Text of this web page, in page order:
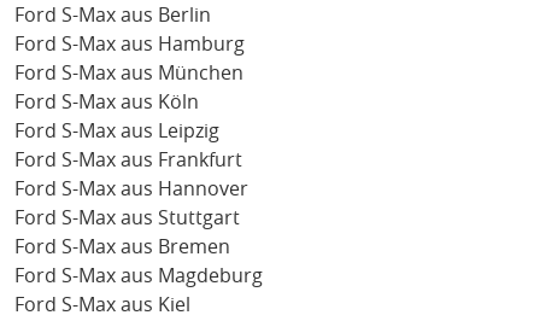
Ford S-Max aus Berlin
Ford S-Max aus Hamburg
Ford S-Max aus München
Ford S-Max aus Köln
Ford S-Max aus Leipzig
Ford S-Max aus Frankfurt
Ford S-Max aus Hannover
Ford S-Max aus Stuttgart
Ford S-Max aus Bremen
Ford S-Max aus Magdeburg
Ford S-Max aus Kiel